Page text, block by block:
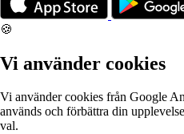
🍪
Vi använder cookies
Vi använder cookies från Google
används och förbättra din
val.